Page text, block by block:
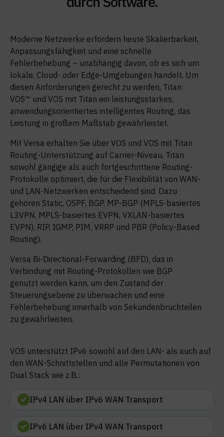
Moderne Netzwerke erfordern heute Skalierbarkeit,
Anpassungsfähigkeit und eine schnelle
Fehlerbehebung – unabhängig davon, ob es sich um
lokale, Cloud- oder Edge-Umgebungen handelt. Um
diesen Anforderungen gerecht zu werden, Titan
VOS™ und VOS mit Titan ein leistungsstarkes,
anwendungsorientiertes intelligentes Routing, das
Leistung in großem Maßstab gewährleistet.
Mit Versa erhalten Sie über VOS und VOS mit Titan
Routing-Unterstützung auf Carrier-Niveau, Titan
sowohl gängige als auch fortgeschrittene Routing-
Protokolle optimiert, die für die Flexibilität von WAN-
und LAN-Netzwerken entscheidend sind. Dazu
gehören Static, OSPF, BGP, MP-BGP (MPLS-basiertes
L3VPN, MPLS-basiertes EVPN, VXLAN-basiertes
EVPN), RIP, IGMP, PIM, VRRP und PBR (Policy-Based
Routing).
Versa Bi-Directional-Forwarding (BFD), das in
Verbindung mit Routing-Protokollen wie BGP
genutzt werden kann, um den Zustand der
Steuerungsebene zu überwachen und eine
Fehlerbehebung innerhalb von Sekundenbruchteilen
zu gewährleisten.
VOS unterstützt IPv6 sowohl auf den LAN- als auch auf
den WAN-Schnittstellen und alle Permutationen von
Dual Stack wie z.B.:
IPv4 LAN über IPv6 WAN Transport
IPv6 LAN über IPv4 WAN Transport